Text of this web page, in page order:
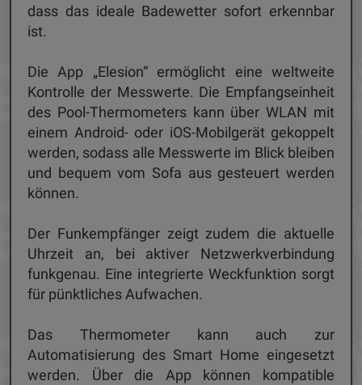
dass das ideale Badewetter sofort erkennbar
ist.
Die App „Elesion“ ermöglicht eine weltweite
Kontrolle der Messwerte. Die Empfangseinheit
des Pool-Thermometers kann über WLAN mit
einem Android- oder iOS-Mobilgerät gekoppelt
werden, sodass alle Messwerte im Blick bleiben
und bequem vom Sofa aus gesteuert werden
können.
Der Funkempfänger zeigt zudem die aktuelle
Uhrzeit an, bei aktiver Netzwerkverbindung
funkgenau. Eine integrierte Weckfunktion sorgt
für pünktliches Aufwachen.
Das Thermometer kann auch zur
Automatisierung des Smart Home eingesetzt
werden. Über die App können kompatible